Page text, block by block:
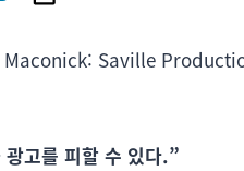
Saville
고를 피할 수 있다.”